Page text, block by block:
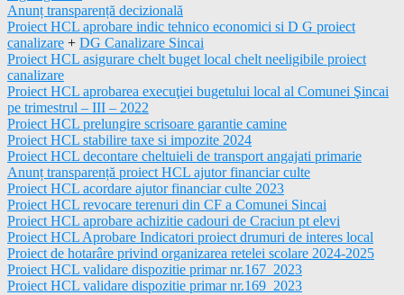
Anunț transparență decizională
Proiect HCL aprobare indic tehnico economici si D G proiect
canalizare + DG Canalizare Sincai
Proiect HCL asigurare chelt buget local chelt neeligibile proiect
canalizare
Proiect HCL aprobarea execuţiei bugetului local al Comunei Şincai
pe trimestrul – III – 2022
Proiect HCL prelungire scrisoare garantie camine
Proiect HCL stabilire taxe si impozite 2024
Proiect HCL decontare cheltuieli de transport angajati primarie
Anunț transparență proiect HCL ajutor financiar culte
Proiect HCL acordare ajutor financiar culte 2023
Proiect HCL revocare terenuri din CF a Comunei Sincai
Proiect HCL aprobare achizitie cadouri de Craciun pt elevi
Proiect HCL Aprobare Indicatori proiect drumuri de interes local
Proiect de hotarâre privind organizarea retelei scolare 2024-2025
Proiect HCL validare dispozitie primar nr.167_2023
Proiect HCL validare dispozitie primar nr.169_2023